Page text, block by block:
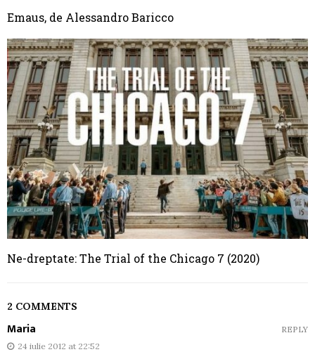
Emaus, de Alessandro Baricco
Ne-dreptate: The Trial of the Chicago 7 (2020)
2 COMMENTS
Maria
24 iulie 2012 at 22:52
REPLY